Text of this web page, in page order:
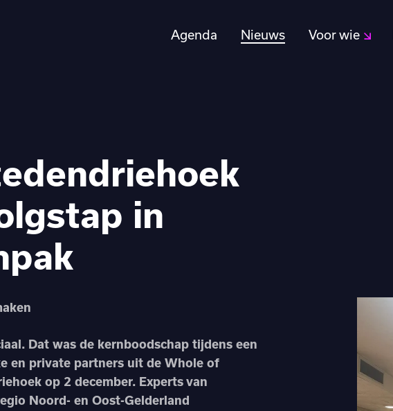
Agenda Nieuws Voor wie
in
Dat was de kernboodschap tijdens een
en private partners uit de Whole of
op 2 december. Experts van
Noord- en Oost-Gelderland